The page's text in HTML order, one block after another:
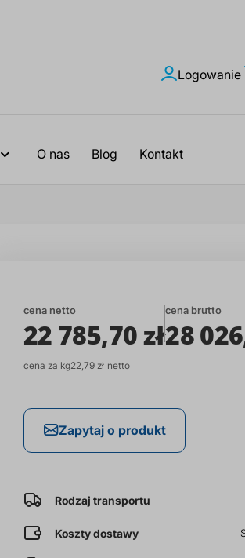
Logowanie
Moje
O nas Blog Kontakt
cena netto
22 785,70 zł
cena brutto
28
cena za kg
Cena
cena
kg
22,79 zł
Zapytaj o produkt
Rodzaj transportu
Koszty dostawy